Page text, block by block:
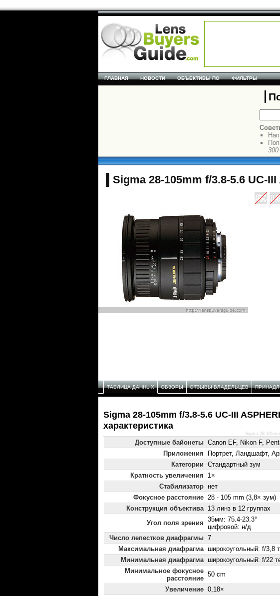
ГЛАВНАЯ НОВОСТИ ОБЪЕКТИВЫ ПО ФИЛЬТРЫ
300
Sigma 28-105mm f/3.8-5.6 UC-
ТАБЛИЦА ДАННЫХ ОБЗОРЫ ОТЗЫВЫ ВЛАДЕЛЬЦЕВ
Sigma 28-105mm f/3.8-5.6 UC-III
характеристика
Доступные байонеты Canon EF, Nikon F,
Приложения
Портрет, Ландшафт,
Категории Стандартный зум
Кратность увеличения
1×
Стабилизатор нет
Фокусное расстояние 28 - 105 mm (3,8× зум)
Конструкция объектива 13 линз в 12 группах
Угол поля зрения 35мм: 75.4-23.3°
цифровой: н/д
Число лепестков диафрагмы 7
Максимальная диафрагма широкоугольный: f/3,8
Минимальная диафрагма широкоугольный: f/22
Минимальное фокусное
расстояние
50 cm
Увеличение 0,18×
Sigma 28-